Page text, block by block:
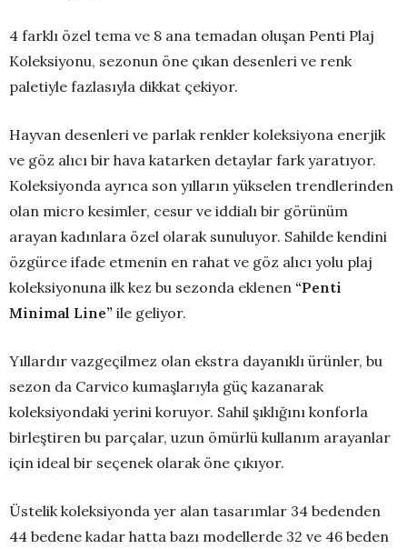
4 farklı özel tema ve 8 ana temadan oluşan Penti Plaj
Koleksiyonu, sezonun öne çıkan desenleri ve renk
paletiyle fazlasıyla dikkat çekiyor.
Hayvan desenleri ve parlak renkler koleksiyona enerjik
ve göz alıcı bir hava katarken detaylar fark yaratıyor.
Koleksiyonda ayrıca son yılların yükselen trendlerinden
olan micro kesimler, cesur ve iddialı bir görünüm
arayan kadınlara özel olarak sunuluyor. Sahilde kendini
özgürce ifade etmenin en rahat ve göz alıcı yolu plaj
koleksiyonuna ilk kez bu sezonda eklenen “Penti
Minimal Line” ile geliyor.
Yıllardır vazgeçilmez olan ekstra dayanıklı ürünler, bu
sezon da Carvico kumaşlarıyla güç kazanarak
koleksiyondaki yerini koruyor. Sahil şıklığını konforla
birleştiren bu parçalar, uzun ömürlü kullanım arayanlar
için ideal bir seçenek olarak öne çıkıyor.
Üstelik koleksiyonda yer alan tasarımlar 34 bedenden
44 bedene kadar hatta bazı modellerde 32 ve 46 beden